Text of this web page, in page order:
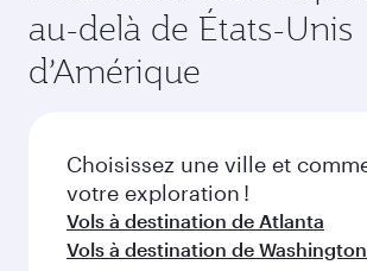
FAQ sur les vols
Puis-je réserver un vol direct à
de New York ?
Oui, Qatar Airways opère des vols
Comment puis-je voyager à